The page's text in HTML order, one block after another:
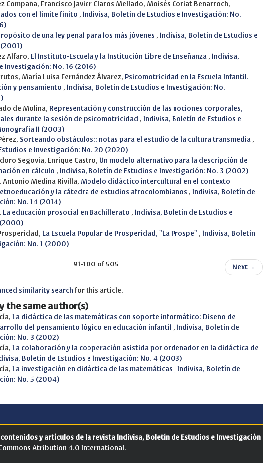
Compaña, Francisco Javier Claros Mellado, Moisés Coriat Benarroch,
con el límite finito , Indivisa, Boletín de Estudios e Investigación: No.
de una ley penal para los más jóvenes , Indivisa, Boletín de Estudios e
(2001)
Alfaro, El Instituto-Escuela y la Institución Libre de Enseñanza , Indivisa,
Investigación: No. 16 (2016)
María Luisa Fernández Álvarez, Psicomotricidad en la Escuela Infantil.
y pensamiento , Indivisa, Boletín de Estudios e Investigación: No.
de Molina, Representación y construcción de las nociones corporales,
durante la sesión de psicomotricidad , Indivisa, Boletín de Estudios e
II (2003)
Sorteando obstáculos:: notas para el estudio de la cultura transmedia ,
e Investigación: No. 20 (2020)
Segovia, Enrique Castro, Un modelo alternativo para la descripción de
en cálculo , Indivisa, Boletín de Estudios e Investigación: No. 3 (2002)
Antonio Medina Rivilla, Modelo didáctico intercultural en el contexto
y la cátedra de estudios afrocolombianos , Indivisa, Boletín de
No. 14 (2014)
La educación prosocial en Bachillerato , Indivisa, Boletín de Estudios e
(2000)
La Escuela Popular de Prosperidad, "La Prospe" , Indivisa, Boletín
No. 1 (2000)
91-100 of 505 Next →
similarity search for this article.
the same author(s)
La didáctica de las matemáticas con soporte informático: Diseño de
del pensamiento lógico en educación infantil , Indivisa, Boletín de
No. 3 (2002)
La colaboración y la cooperación asistida por ordenador en la didáctica de
Boletín de Estudios e Investigación: No. 4 (2003)
La investigación en didáctica de las matemáticas , Indivisa, Boletín de
No. 5 (2004)
y artículos de la revista Indivisa, Boletín de Estudios e Investigación
Atribution 4.0 International .